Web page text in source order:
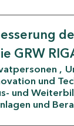
GRW
und
und
und